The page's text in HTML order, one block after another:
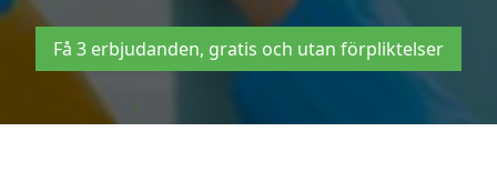
Få 3 erbjudanden, gratis och utan förpliktelser